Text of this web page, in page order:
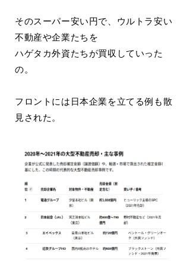
そのスーパー安い円で、ウルトラ安い
不動産や企業たちを
ハゲタカ外資たちが買収していった
の。
フロントには日本企業を立てる例も散
見された。